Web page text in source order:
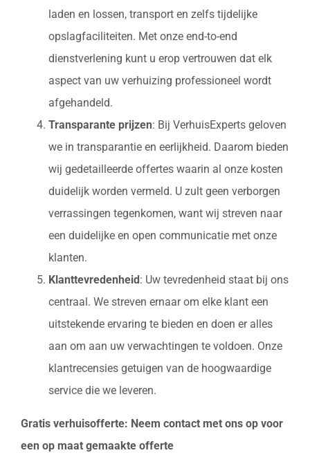
laden en lossen, transport en zelfs tijdelijke
opslagfaciliteiten. Met onze end-to-end
dienstverlening kunt u erop vertrouwen dat elk
aspect van uw verhuizing professioneel wordt
afgehandeld.
Transparante prijzen: Bij VerhuisExperts geloven
we in transparantie en eerlijkheid. Daarom bieden
wij gedetailleerde offertes waarin al onze kosten
duidelijk worden vermeld. U zult geen verborgen
verrassingen tegenkomen, want wij streven naar
een duidelijke en open communicatie met onze
klanten.
Klanttevredenheid : Uw tevredenheid staat bij ons
centraal. We streven ernaar om elke klant een
uitstekende ervaring te bieden en doen er alles
aan om aan uw verwachtingen te voldoen. Onze
klantrecensies getuigen van de hoogwaardige
service die we leveren.
Gratis verhuisofferte: Neem contact met ons op voor
een op maat gemaakte offerte